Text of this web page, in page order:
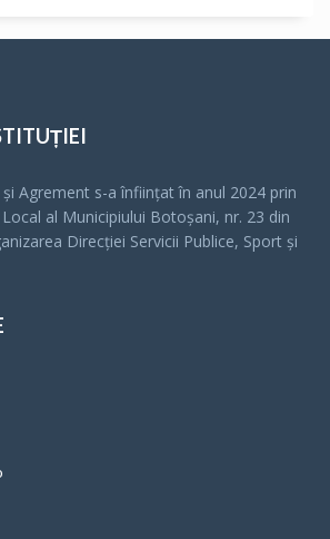
Agrement s-a înfiinţat în anul 2024 prin
al Municipiului Botoșani, nr. 23 din
Direcției Servicii Publice, Sport și